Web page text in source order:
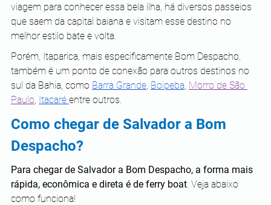
viagem para conhecer essa bela ilha, há diversos passeios
que saem da capital baiana e visitam esse destino no
melhor estilo bate e volta.
Porém, Itaparica, mais especificamente Bom Despacho,
também é um ponto de conexão para outros destinos no
sul da Bahia, como Barra Grande Boipeba Morro de São
Paulo Itacaré entre outros.
Como chegar de Salvador a Bom
Despacho?
Para chegar de Salvador a Bom Despacho, a forma mais
rápida, econômica e direta é de ferry boat . Veja abaixo
como funciona!